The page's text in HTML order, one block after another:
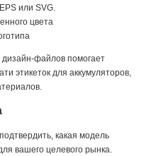
или SVG.
цвета
файлов помогает
этикеток для аккумуляторов,
какая модель
вашего целевого рынка.